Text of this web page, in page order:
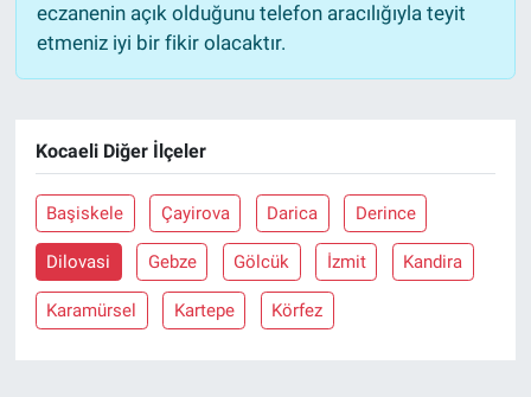
eczanenin açık olduğunu telefon aracılığıyla teyit
etmeniz iyi bir fikir olacaktır.
Kocaeli Diğer İlçeler
Başiskele Çayirova Darica Derince
Dilovasi Gebze Gölcük İzmit Kandira
Karamürsel Kartepe Körfez
Bilim ve Teknoloji